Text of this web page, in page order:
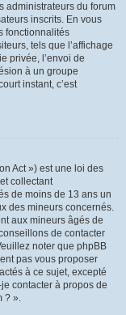
administrateurs du forum
inscrits. En vous
fonctionnalités
tels que l’affichage
privée, l’envoi de
à un groupe
instant, c’est
Act ») est une loi des
collectant
de moins de 13 ans un
des mineurs concernés.
aux mineurs âgés de
de contacter
noter que phpBB
pas vous proposer
à ce sujet, excepté
contacter à propos de
? ».